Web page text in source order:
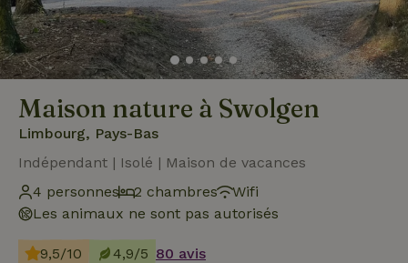
Maison nature à Swolgen
Limbourg, Pays-Bas
Indépendant | Isolé | Maison de vacances
4 personnes
2 chambres
Wifi
Les animaux ne sont pas autorisés
9,5/10 4,9/5 80 avis